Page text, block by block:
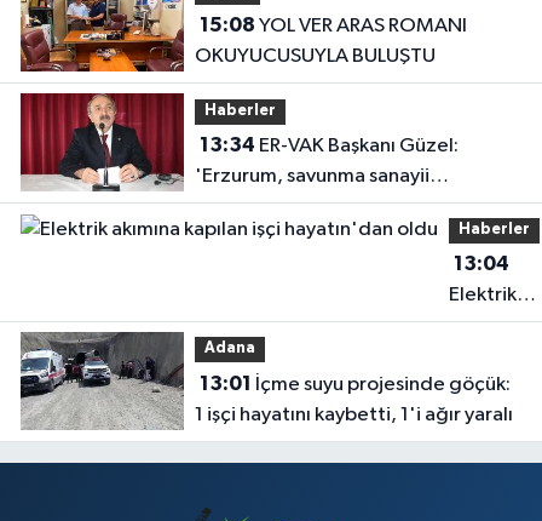
15:08
OKUYUCUSUYLA BULUŞTU
Haberler
13:34
'Erzurum, savunma sanayii
ekosistemine daha güçlü şekilde
dâhil edilmeli'
Haberler
13:04
Elektrik
akımına
oldu
Adana
13:01
1 işçi hayatını kaybetti, 1'i ağır yaralı